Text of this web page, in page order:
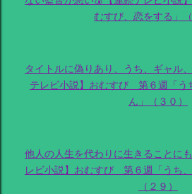
むすび、恋をする」（
タイトルに偽りあり、うち、ギャル
テレビ小説】おむすび 第６週「う
ん」（３０）
他人の人生を代わりに生きることに
レビ小説】おむすび 第６週「うち、
（２９）